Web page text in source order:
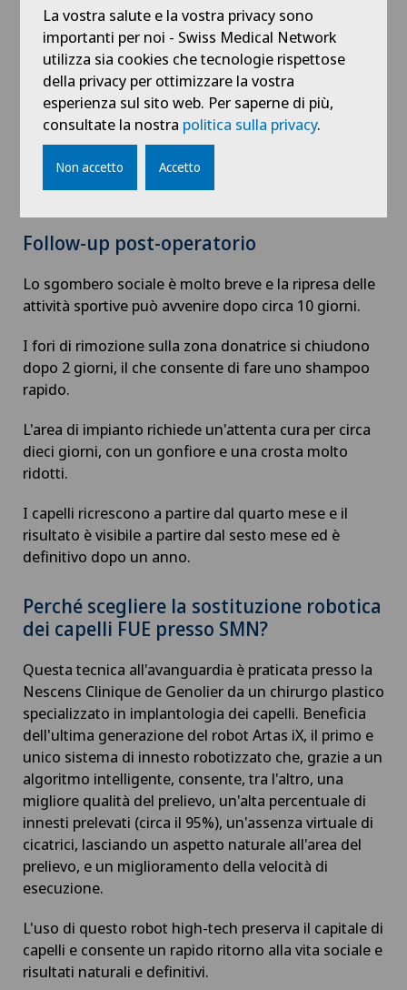
Chirurgia aortica
Chirurgia del ginocchio
Chirurgia del gomito
Chirurgia del pancreas
Chirurgia della cistifellea
Chirurgia della colonna vertebrale
Chirurgia della mano
Chirurgia della spalla
Chirurgia della tiroide (chirurgia endocrina)
Chirurgia dello stomaco
Chirurgia dell’anca
Chirurgia dell’intestino tenue
Chirurgia epatica
Chirurgia generale
Chirurgia maxillo-facciale
Chirurgia mini-invasiva
Chirurgia oculistica
assistenza robotica: il robot esegue microincisioni
che consentiranno il reimpianto degli innesti. Le
aree per il reimpianto vengono identificate in
anticipo dal medico, tenendo conto dei desideri
della paziente.
Reimpianto manuale degli innesti di capelli: gli
innesti vengono poi impiantati manualmente,
utilizzando microperni o implantatori di tipo Choï,
da uno o due tecnici specializzati.
Follow-up post-operatorio
Lo sgombero sociale è molto breve e la ripresa delle
attività sportive può avvenire dopo circa 10 giorni.
I fori di rimozione sulla zona donatrice si chiudono
dopo 2 giorni, il che consente di fare uno shampoo
rapido.
L'area di impianto richiede un'attenta cura per circa
dieci giorni, con un gonfiore e una crosta molto
ridotti.
I capelli ricrescono a partire dal quarto mese e il
risultato è visibile a partire dal sesto mese ed è
definitivo dopo un anno.
Perché scegliere la sostituzione robotica
dei capelli FUE presso SMN?
Questa tecnica all'avanguardia è praticata presso la
Nescens Clinique de Genolier da un chirurgo plastico
specializzato in implantologia dei capelli. Beneficia
dell'ultima generazione del robot Artas iX, il primo e
unico sistema di innesto robotizzato che, grazie a un
algoritmo intelligente, consente, tra l'altro, una
migliore qualità del prelievo, un'alta percentuale di
innesti prelevati (circa il 95%), un'assenza virtuale di
cicatrici, lasciando un aspetto naturale all'area del
prelievo, e un miglioramento della velocità di
esecuzione.
L'uso di questo robot high-tech preserva il capitale di
capelli e consente un rapido ritorno alla vita sociale e
risultati naturali e definitivi.
La vostra salute e la vostra privacy sono
importanti per noi - Swiss Medical Network
utilizza sia cookies che tecnologie rispettose
della privacy per ottimizzare la vostra
esperienza sul sito web. Per saperne di più,
consultate la nostra politica sulla privacy.
Non accetto Accetto